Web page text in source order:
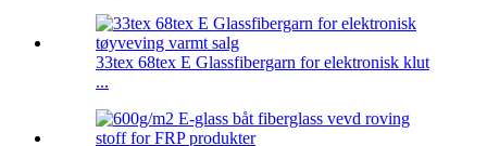
33tex 68tex E Glassfibergarn for elektronisk klut
...